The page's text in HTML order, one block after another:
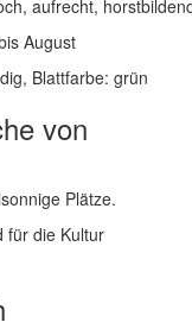
aufrecht,
August
Blattfarbe: grün
von
Plätze.
für die Kultur